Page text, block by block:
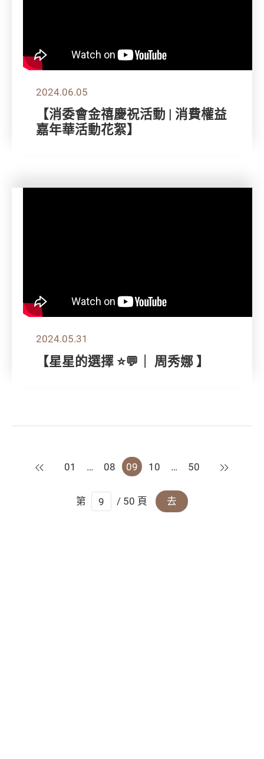
2024.06.05
【消委會金禧慶祝活動 | 消費權益
嘉年華活動花絮】
2024.05.31
【星星的選擇 ⭐💬｜ 周秀娜 】
上一頁
01 … 08 09 10 … 50 下一頁
第 / 50 頁 去